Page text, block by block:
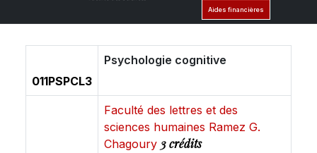
Aides financières
011PSPCL3
Psychologie cognitive
Faculté des lettres et des
sciences humaines Ramez G.
Chagoury 3 crédits